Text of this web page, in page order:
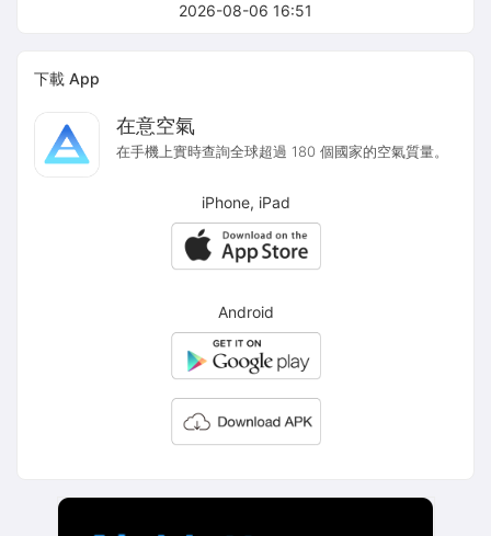
2026-08-06 16:51
下載 App
在意空氣
在手機上實時查詢全球超過 180 個國家的空氣質量。
iPhone, iPad
Android